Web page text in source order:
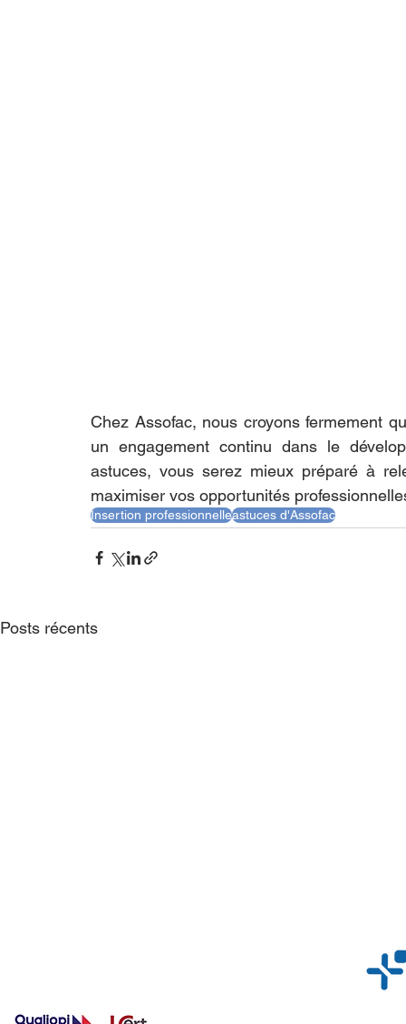
Chez Assofac, nous croyons fermement
un engagement continu dans le
astuces, vous serez mieux préparé à
maximiser vos opportunités
Insertion professionnelleastuces d'Assofac
Posts récents